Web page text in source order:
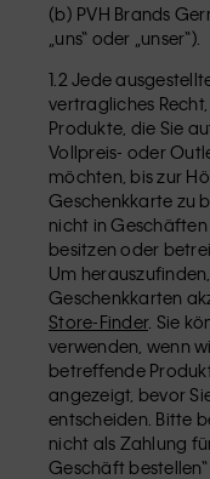
(b) PVH Brands
„uns“ oder „unser“).
1.2 Jede
vertragliches
Produkte, die Sie
Vollpreis- oder
möchten, bis zur
Geschenkkarte zu
nicht in
besitzen oder
Um
Geschenkkarten
Store-Finder. Sie
verwenden, wenn
betreffende
angezeigt, bevor
entscheiden. Bitte
nicht als Zahlung
Geschäft